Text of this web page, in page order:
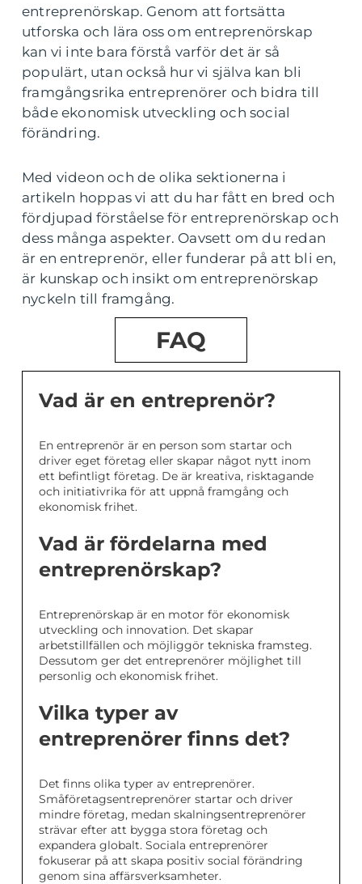
entreprenörskap. Genom att fortsätta
utforska och lära oss om entreprenörskap
kan vi inte bara förstå varför det är så
populärt, utan också hur vi själva kan bli
framgångsrika entreprenörer och bidra till
både ekonomisk utveckling och social
förändring.
Med videon och de olika sektionerna i
artikeln hoppas vi att du har fått en bred och
fördjupad förståelse för entreprenörskap och
dess många aspekter. Oavsett om du redan
är en entreprenör, eller funderar på att bli en,
är kunskap och insikt om entreprenörskap
nyckeln till framgång.
FAQ
Vad är en entreprenör?
En entreprenör är en person som startar och
driver eget företag eller skapar något nytt inom
ett befintligt företag. De är kreativa, risktagande
och initiativrika för att uppnå framgång och
ekonomisk frihet.
Vad är fördelarna med
entreprenörskap?
Entreprenörskap är en motor för ekonomisk
utveckling och innovation. Det skapar
arbetstillfällen och möjliggör tekniska framsteg.
Dessutom ger det entreprenörer möjlighet till
personlig och ekonomisk frihet.
Vilka typer av
entreprenörer finns det?
Det finns olika typer av entreprenörer.
Småföretagsentreprenörer startar och driver
mindre företag, medan skalningsentreprenörer
strävar efter att bygga stora företag och
expandera globalt. Sociala entreprenörer
fokuserar på att skapa positiv social förändring
genom sina affärsverksamheter.